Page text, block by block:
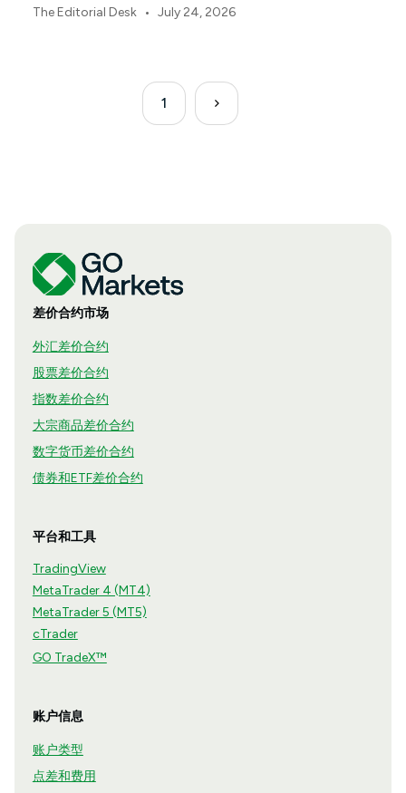
The Editorial Desk • July 24, 2026
1
差价合约市场
外汇差价合约
股票差价合约
指数差价合约
大宗商品差价合约
数字货币差价合约
债券和ETF差价合约
平台和工具
TradingView
MetaTrader 4 (MT4)
MetaTrader 5 (MT5)
cTrader
GO TradeX™
账户信息
账户类型
点差和费用